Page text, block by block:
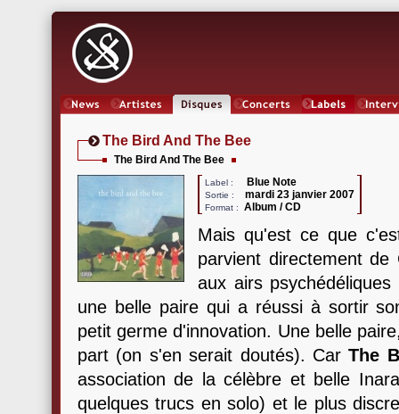
The Bird And The Bee
The Bird And The Bee
Label : Blue Note
Sortie : mardi 23 janvier 2007
Format : Album / CD
Mais qu'est ce que
parvient directement
aux airs
une belle paire qui a réussi à sortir
petit germe d'innovation. Une belle
part (on s'en serait doutés). CarThe
association de la célèbre et belle
quelques trucs en solo) et le plus